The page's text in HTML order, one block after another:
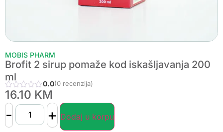
MOBIS PHARM
Brofit 2 sirup pomaže kod iskašljavanja 200
ml
0.0(0 recenzija)
16.10 KM
- + Dodaj u korpu